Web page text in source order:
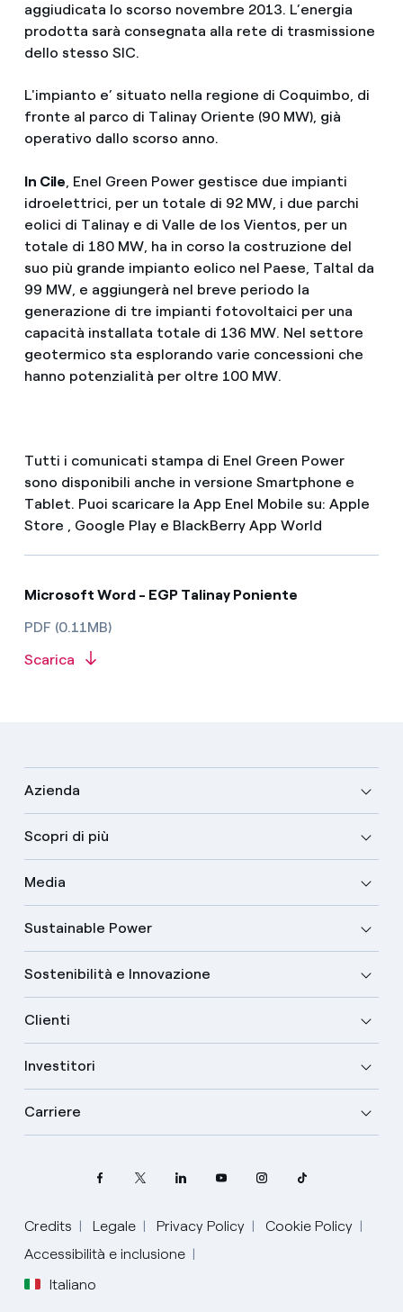
aggiudicata lo scorso novembre 2013. L’energia
prodotta sarà consegnata alla rete di trasmissione
dello stesso SIC.
L'impianto e’ situato nella regione di Coquimbo, di
fronte al parco di Talinay Oriente (90 MW), già
operativo dallo scorso anno.
In Cile , Enel Green Power gestisce due impianti
idroelettrici, per un totale di 92 MW, i due parchi
eolici di Talinay e di Valle de los Vientos, per un
totale di 180 MW, ha in corso la costruzione del
suo più grande impianto eolico nel Paese, Taltal da
99 MW, e aggiungerà nel breve periodo la
generazione di tre impianti fotovoltaici per una
capacità installata totale di 136 MW. Nel settore
geotermico sta esplorando varie concessioni che
hanno potenzialità per oltre 100 MW.
Tutti i comunicati stampa di Enel Green Power
sono disponibili anche in versione Smartphone e
Tablet. Puoi scaricare la App Enel Mobile su: Apple
Store , Google Play e BlackBerry App World
Microsoft Word - EGP Talinay Poniente
PDF (0.11MB)
Scarica
Azienda
Scopri di più
Media
Sustainable Power
Sostenibilità e Innovazione
Clienti
Investitori
Carriere
Credits Legale Privacy Policy
Cookie Policy
Accessibilità e inclusione
Italiano